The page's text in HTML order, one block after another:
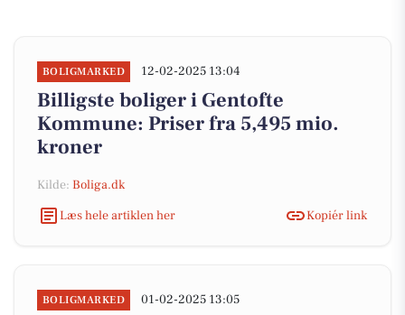
BOLIGMARKED 12-02-2025 13:04
Billigste boliger i Gentofte
Kommune: Priser fra 5,495 mio.
kroner
Kilde: Boliga.dk
Læs hele artiklen her
Kopiér link
BOLIGMARKED 01-02-2025 13:05